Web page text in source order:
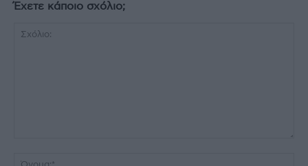
Έχετε κάποιο σχόλιο;